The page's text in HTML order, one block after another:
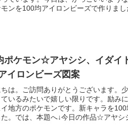
ンを100均アイロンビーズで作りま
ポケモン☆アヤシシ、イダイ
イロンビーズ図案
は。ご訪問ありがとうございます。
ているみたいで嬉しい限りです。励み
イ地方のポケモンです。新キャラを
た。では、本題へ↓今日の作品☆アヤシ